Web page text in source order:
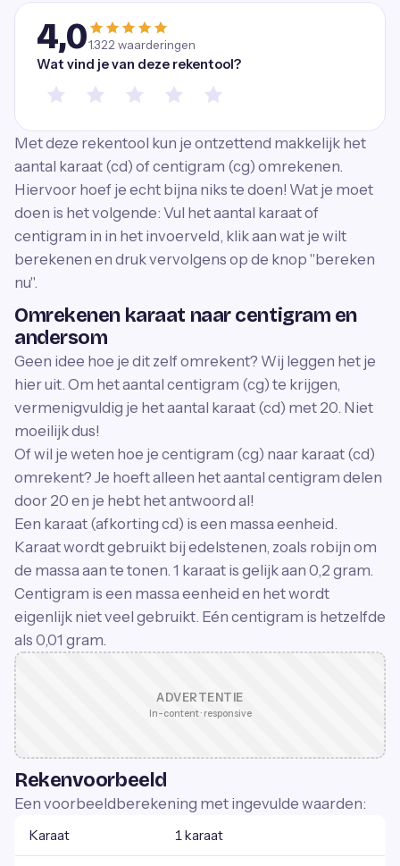
4,01.322 waarderingen
Wat vind je van deze rekentool?
Met deze rekentool kun je ontzettend makkelijk het
aantal karaat (cd) of centigram (cg) omrekenen.
Hiervoor hoef je echt bijna niks te doen! Wat je moet
doen is het volgende: Vul het aantal karaat of
centigram in in het invoerveld, klik aan wat je wilt
berekenen en druk vervolgens op de knop ''bereken
nu''.
Omrekenen karaat naar centigram en
andersom
Geen idee hoe je dit zelf omrekent? Wij leggen het je
hier uit. Om het aantal centigram (cg) te krijgen,
vermenigvuldig je het aantal karaat (cd) met 20. Niet
moeilijk dus!
Of wil je weten hoe je centigram (cg) naar karaat (cd)
omrekent? Je hoeft alleen het aantal centigram delen
door 20 en je hebt het antwoord al!
Een karaat (afkorting cd) is een massa eenheid.
Karaat wordt gebruikt bij edelstenen, zoals robijn om
de massa aan te tonen. 1 karaat is gelijk aan 0,2 gram.
Centigram is een massa eenheid en het wordt
eigenlijk niet veel gebruikt. Eén centigram is hetzelfde
als 0,01 gram.
ADVERTENTIE
In-content · responsive
Rekenvoorbeeld
Een voorbeeldberekening met ingevulde waarden:
Karaat 1 karaat